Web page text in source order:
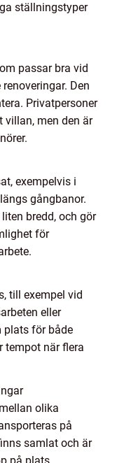
ställningstyper
passar bra vid
Den
Privatpersoner
villan, men den är
exempelvis i
gångbanor.
bredd, och gör
för
till exempel vid
eller
plats för både
tempot när flera
olika
på
samlat och är